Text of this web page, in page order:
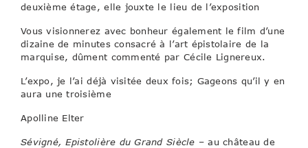
deuxième étage, elle jouxte le lieu de l’exposition
Vous visionnerez avec bonheur également le film d’une
dizaine de minutes consacré à l’art épistolaire de la
marquise, dûment commenté par Cécile Lignereux.
L’expo, je l’ai déjà visitée deux fois; Gageons qu’il y en
aura une troisième
Apolline Elter
Sévigné, Epistolière du Grand Siècle – au château de